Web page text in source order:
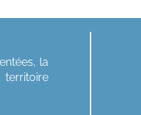
la
territoire
Brouzet-